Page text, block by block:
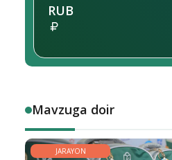
RUB
Mavzuga doir
JARAYON